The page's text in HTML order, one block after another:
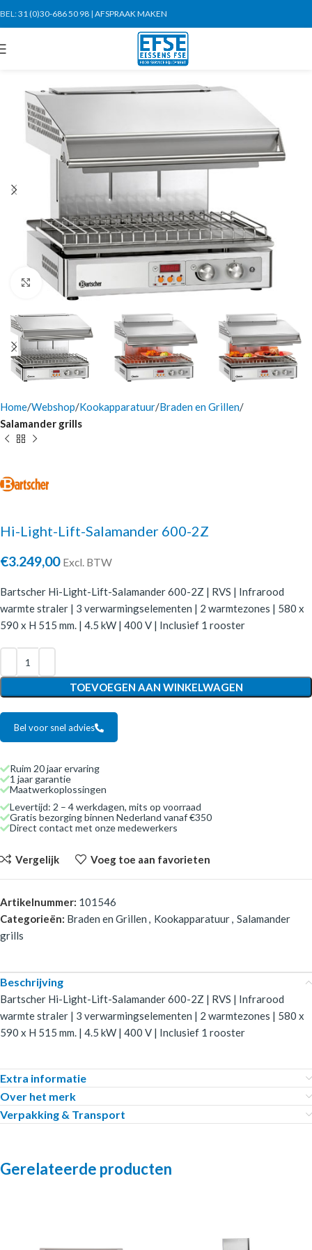
BEL:31 (0)30-686 50 98 | AFSPRAAK MAKEN
Click to enlarge
Home Webshop Kookapparatuur Braden en Grillen
Salamander grills
Hi-Light-Lift-Salamander 600-2Z
€3.249,00 Excl. BTW
Bartscher Hi-Light-Lift-Salamander 600-2Z | RVS | Infrarood
warmte straler | 3 verwarmingselementen | 2 warmtezones | 580 x
590 x H 515 mm. | 4.5 kW | 400 V | Inclusief 1 rooster
TOEVOEGEN AAN WINKELWAGEN
Bel voor snel advies
Ruim 20 jaar ervaring
1 jaar garantie
Maatwerkoplossingen
Levertijd: 2 – 4 werkdagen, mits op voorraad
Gratis bezorging binnen Nederland vanaf €350
Direct contact met onze medewerkers
Vergelijk Voeg toe aan favorieten
Artikelnummer: 101546
Categorieën: Braden en Grillen , Kookapparatuur, Salamander
grills
Beschrijving
Bartscher Hi-Light-Lift-Salamander 600-2Z | RVS | Infrarood
warmte straler | 3 verwarmingselementen | 2 warmtezones | 580 x
590 x H 515 mm. | 4.5 kW | 400 V | Inclusief 1 rooster
Extra informatie
Over het merk
Verpakking & Transport
Gerelateerde producten